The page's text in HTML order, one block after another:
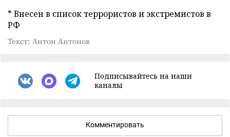
* Внесен в список террористов и экстремистов в
РФ
Текст: Антон Антонов
Подписывайтесь на наши
каналы
Комментировать